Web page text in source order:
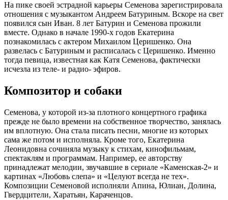
На пике своей эстрадной карьеры Семенова зарегистрировала
отношения с музыкантом Андреем Батуриным. Вскоре на свет
появился сын Иван. 8 лет Батурин и Семенова прожили
вместе. Однако в начале 1990-х годов Екатерина
познакомилась с актером Михаилом Церишенко. Она
развелась с Батуриным и расписалась с Церишенко. Именно
тогда певица, известная как Катя Семенова, фактически
исчезла из теле- и радио- эфиров.
Композитор и собаки
Семенова, у которой из-за плотного концертного графика
прежде не было времени на собственное творчество, занялась
им вплотную. Она стала писать песни, многие из которых
сама же потом и исполняла. Кроме того, Екатерина
Леонидовна сочиняла музыку к стихам, кинофильмам,
спектаклям и программам. Например, ее авторству
принадлежат мелодии, звучавшие в сериале «Каменская-2» и
картинах «Любовь слепа» и «Целуют всегда не тех».
Композиции Семеновой исполняли Апина, Юлиан, Долина,
Гвердцители, Харатьян, Караченцов.